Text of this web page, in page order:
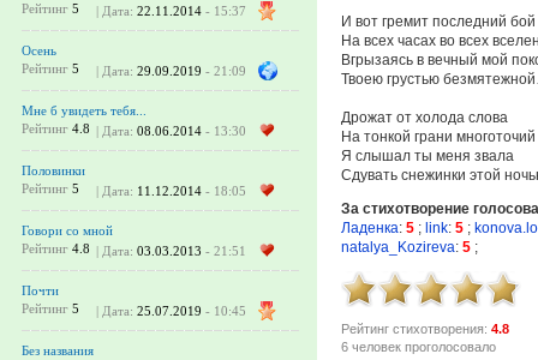
Рейтинг 5 | Дата: 22.11.2014 - 15:37
Осень
Рейтинг 5 | Дата: 29.09.2019 - 21:09
Мне б увидеть тебя...
Рейтинг 4.8 | Дата: 08.06.2014 - 13:30
Половинки
Рейтинг 5 | Дата: 11.12.2014 - 18:05
Говори со мной
Рейтинг 4.8 | Дата: 03.03.2013 - 21:51
Почти
Рейтинг 5 | Дата: 25.07.2019 - 10:45
Без названия
И вот гремит последний бой
На всех часах во всех
Вгрызаясь в вечный мой
Твоею грустью
Дрожат от холода слова
На тонкой грани многоточий
Я слышал ты меня звала
Сдувать снежинки этой
За стихотворение
Ладенка: 5 ; link: 5 ;
natalya_Kozireva: 5 ;
Рейтинг стихотворения: 4.8
6 человек проголосовало